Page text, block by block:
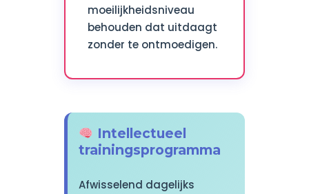
moeilijkheidsniveau
behouden dat uitdaagt
zonder te ontmoedigen.
Intellectueel
trainingsprogramma
Afwisselend dagelijks